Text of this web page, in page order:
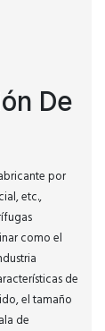
De
por
etc.,
como el
de
el tamaño
de